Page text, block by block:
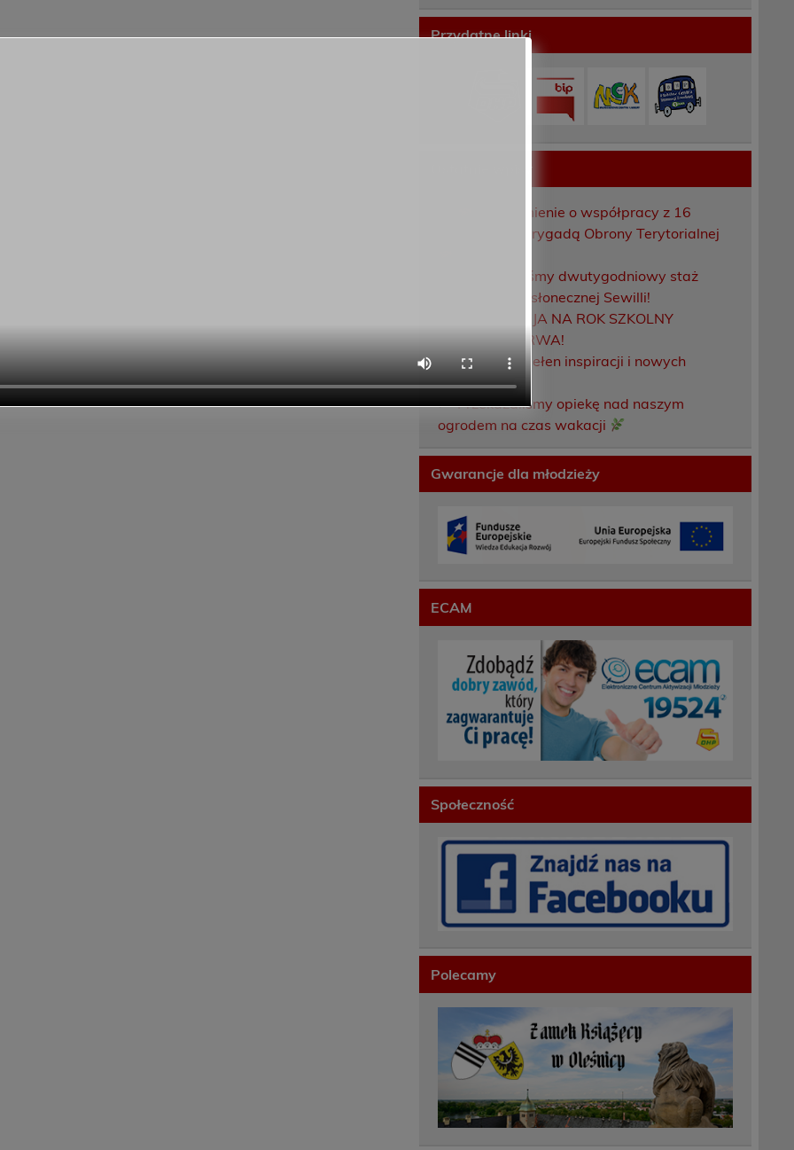
Przydatne linki
Porozumienie o współpracy z 16
Dolnośląską Brygadą Obrony Terytorialnej
Zakończyliśmy dwutygodniowy staż
zawodowy w słonecznej Sewilli!
REKRUTACJA NA ROK SZKOLNY
2026/2027 TRWA!
Weekend pełen inspiracji i nowych
doświadczeń!
Przekazaliśmy opiekę nad naszym
ogrodem na czas wakacji
Gwarancje dla młodzieży
ECAM
Społeczność
Polecamy